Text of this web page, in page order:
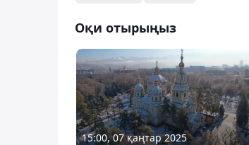
Оқи отырыңыз
15:00, 07 қаңтар 2025